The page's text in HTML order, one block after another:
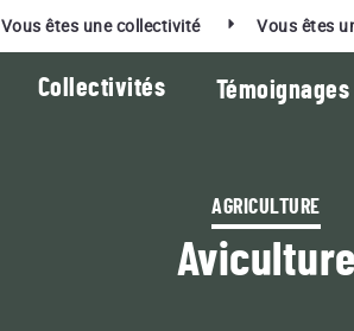
Vous êtes une collectivité Vous êtes
PRODUITS RESPECTUEUX
Collectivités
QUI ASSOCIENT
La vidéo du
AGRICULTURE
Aviculture